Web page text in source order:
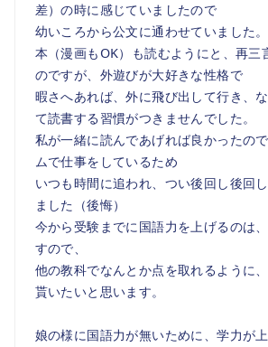
差）の時に感じていましたので
幼いころから公文に通わせていました。
本（漫画もOK）も読むようにと、再三
のですが、外遊びが大好きな性格で
暇さへあれば、外に飛び出して行き、
て読書する習慣がつきませんでした。
私が一緒に読んであげれば良かったの
ムで仕事をしているため
いつも時間に追われ、つい後回し後回
ました（後悔）
今から受験までに国語力を上げるのは
すので、
他の教科でなんとか点を取れるように
貰いたいと思います。
娘の様に国語力が無いために、学力が上